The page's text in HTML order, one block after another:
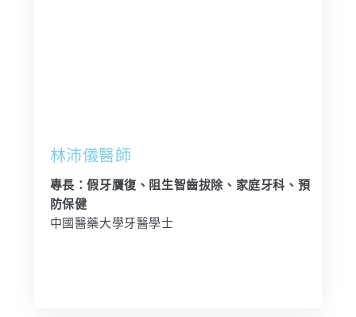
林沛儀醫師
專長：假牙贋復、阻生智齒拔除、家庭牙科、預
防保健
中國醫藥大學牙醫學士